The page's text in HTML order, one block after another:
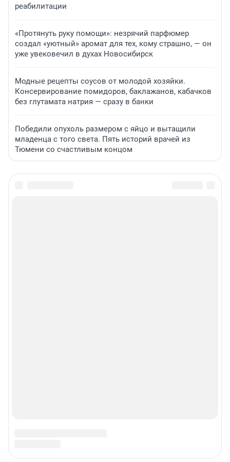
реабилитации
«Протянуть руку помощи»: незрячий парфюмер
создал «уютный» аромат для тех, кому страшно, — он
уже увековечил в духах Новосибирск
Модные рецепты соусов от молодой хозяйки.
Консервирование помидоров, баклажанов, кабачков
без глутамата натрия — сразу в банки
Победили опухоль размером с яйцо и вытащили
младенца с того света. Пять историй врачей из
Тюмени со счастливым концом